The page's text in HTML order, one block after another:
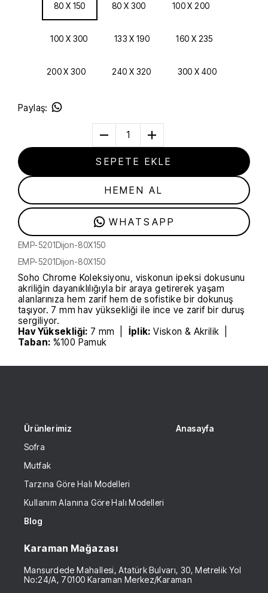
80 X 150 80 X 300 100 X 200
100 X 300 133 X 190 160 X 235
200 X 300 240 X 320 300 X 400
Paylaş:
1
SEPETE EKLE
HEMEN AL
WHATSAPP
EMP-5201Dijon-80X150
EMP-5201Dijon-80X150
Soho Chrome Koleksiyonu, viskonun ipeksi dokusunu
akriliğin dayanıklılığıyla bir araya getirerek yaşam
alanlarınıza hem zarif hem de sofistike bir dokunuş
taşıyor. 7 mm hav yüksekliği ile ince ve zarif bir duruş
sergiliyor.
Hav Yüksekliği: 7 mm | İplik: Viskon & Akrilik |
Taban: %100 Pamuk
Ürünlerimiz
Sofra
Mutfak
Tarzına Göre Halı Modelleri
Kullanım Alanına Göre Halı Modelleri
Anasayfa
Blog
Karaman Mağazası
Mansurdede Mahallesi, Atatürk Bulvarı, 30, Metrelik Yol
No:24/A, 70100 Karaman Merkez/Karaman